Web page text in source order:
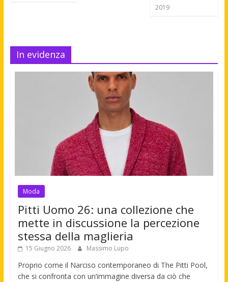
2019
In evidenza
Moda
Pitti Uomo 26: una collezione che
mette in discussione la percezione
stessa della maglieria
15 Giugno 2026 Massimo Lupo
Proprio come il Narciso contemporaneo di The Pitti Pool,
che si confronta con un’immagine diversa da ciò che